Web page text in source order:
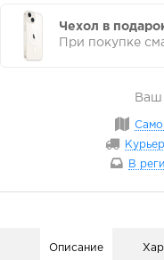
Чехол в
При покупке
Ваш
В
Описание